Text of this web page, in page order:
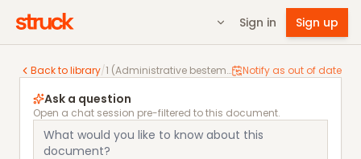
Sign in Sign up
Back to library/ 1 (Administrative bestemmelser) Vejledning om opførelse af sekundær bebyggelse med et samlet areal på højst 50 m2 Notify as out of date
1 (Administrative bestemmelser) Vejledning om
Ask a question
Open a chat session pre-filtered to this document.